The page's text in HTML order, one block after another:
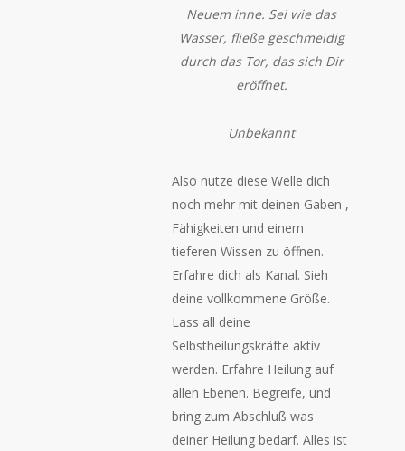
Neuem inne. Sei wie das
Wasser, fließe geschmeidig
durch das Tor, das sich Dir
eröffnet.
Unbekannt
Also nutze diese Welle dich
noch mehr mit deinen Gaben ,
Fähigkeiten und einem
tieferen Wissen zu öffnen.
Erfahre dich als Kanal. Sieh
deine vollkommene Größe.
Lass all deine
Selbstheilungskräfte aktiv
werden. Erfahre Heilung auf
allen Ebenen. Begreife, und
bring zum Abschluß was
deiner Heilung bedarf. Alles ist